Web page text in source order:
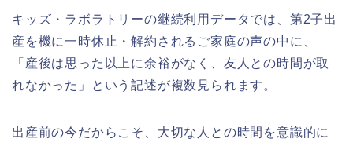
キッズ・ラボラトリーの継続利用データでは、第2子出
産を機に一時休止・解約されるご家庭の声の中に、
「産後は思った以上に余裕がなく、友人との時間が取
れなかった」という記述が複数見られます。
出産前の今だからこそ、大切な人との時間を意識的に